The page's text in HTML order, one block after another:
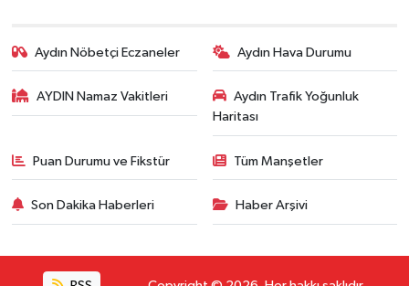
Aydın Nöbetçi Eczaneler Aydın Hava Durumu
AYDIN Namaz Vakitleri
Aydın Trafik Yoğunluk
Haritası
Puan Durumu ve Fikstür Tüm Manşetler
Son Dakika Haberleri Haber Arşivi